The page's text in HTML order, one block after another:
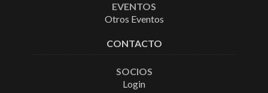
EVENTOS
Otros Eventos
CONTACTO
SOCIOS
Login